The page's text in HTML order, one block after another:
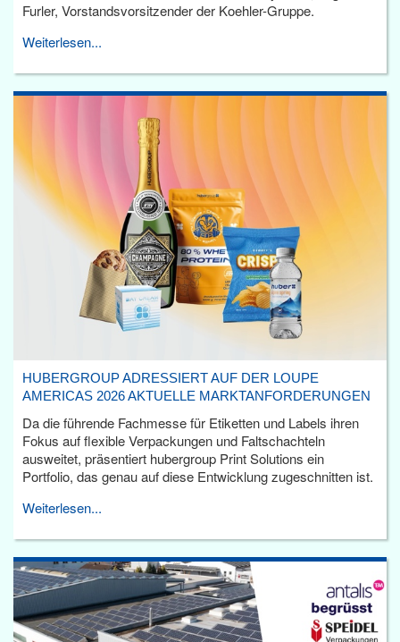
Furler, Vorstandsvorsitzender der Koehler-Gruppe.
Weiterlesen...
HUBERGROUP ADRESSIERT AUF DER LOUPE
AMERICAS 2026 AKTUELLE MARKTANFORDERUNGEN
Da die führende Fachmesse für Etiketten und Labels ihren
Fokus auf flexible Verpackungen und Faltschachteln
ausweitet, präsentiert hubergroup Print Solutions ein
Portfolio, das genau auf diese Entwicklung zugeschnitten ist.
Weiterlesen...